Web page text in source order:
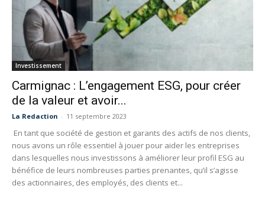
Investissement
Carmignac : L’engagement ESG, pour créer
de la valeur et avoir...
La Redaction - 11 septembre 2023
En tant que société de gestion et garants des actifs de nos clients,
nous avons un rôle essentiel à jouer pour aider les entreprises
dans lesquelles nous investissons à améliorer leur profil ESG au
bénéfice de leurs nombreuses parties prenantes, qu’il s’agisse
des actionnaires, des employés, des clients et...